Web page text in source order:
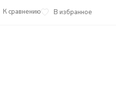
К сравнению В избранное